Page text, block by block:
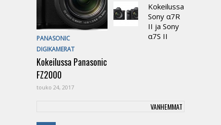
PANASONIC
DIGIKAMERAT
Kokeilussa Panasonic
FZ2000
touko 24, 2017
Kokeilussa
Sony α7R
II ja Sony
α7S II
VANHEMMAT